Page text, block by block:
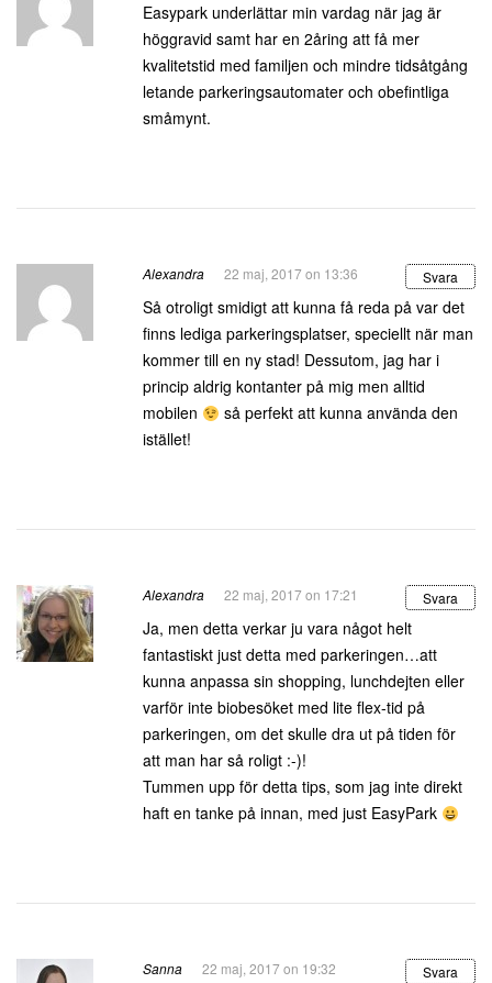
Easypark underlättar min vardag när jag är
höggravid samt har en 2åring att få mer
kvalitetstid med familjen och mindre tidsåtgång
letande parkeringsautomater och obefintliga
småmynt.
Alexandra 22 maj, 2017 on 13:36 Svara
Så otroligt smidigt att kunna få reda på var det
finns lediga parkeringsplatser, speciellt när man
kommer till en ny stad! Dessutom, jag har i
princip aldrig kontanter på mig men alltid
mobilen
så perfekt att kunna använda den
istället!
Alexandra 22 maj, 2017 on 17:21 Svara
Ja, men detta verkar ju vara något helt
fantastiskt just detta med parkeringen…att
kunna anpassa sin shopping, lunchdejten eller
varför inte biobesöket med lite flex-tid på
parkeringen, om det skulle dra ut på tiden för
att man har så roligt :-)!
Tummen upp för detta tips, som jag inte direkt
haft en tanke på innan, med just EasyPark
Sanna 22 maj, 2017 on 19:32 Svara